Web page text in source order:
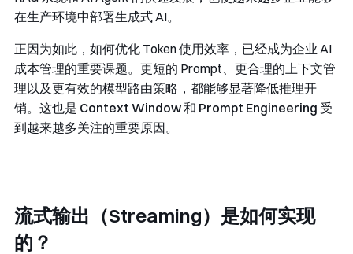
在生产环境中部署生成式 AI。
正因为如此，如何优化 Token 使用效率，已经成为企业 AI
成本管理的重要课题。更短的 Prompt、更合理的上下文管
理以及更有效的模型路由策略，都能够显著降低推理开
销。这也是 Context Window和 Prompt Engineering 受
到越来越多关注的重要原因。
流式输出（Streaming）是如何实现
的？